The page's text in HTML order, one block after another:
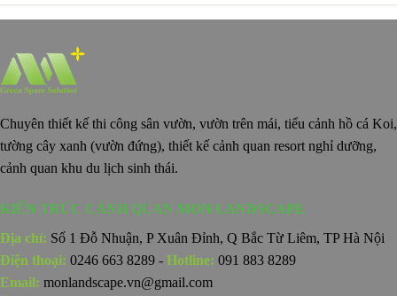
Chuyên thiết kế thi công sân vườn, vườn trên mái, tiểu cảnh hồ cá Koi,
tường cây xanh (vườn đứng), thiết kế cảnh quan resort nghỉ dưỡng,
cảnh quan khu du lịch sinh thái.
KIẾN TRÚC CẢNH QUAN MON LANDSCAPE
Địa chỉ: Số 1 Đỗ Nhuận, P Xuân Đỉnh, Q Bắc Từ Liêm, TP Hà Nội
Điện thoại: 0246 663 8289 - Hotline: 091 883 8289
Email: monlandscape.vn@gmail.com